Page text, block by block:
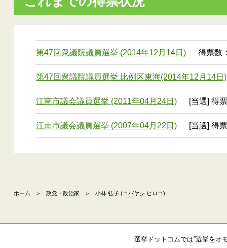
第47回衆議院議員選挙 (2014年12月14日) 得票数
第47回衆議院議員選挙 比例区東海(2014年12月14日)
江南市議会議員選挙 (2011年04月24日) [当選] 得
江南市議会議員選挙 (2007年04月22日) [当選] 得
ホーム ＞ 政党・政治家 ＞ 小林 弘子 (コバヤシ ヒロコ)
選挙ドットコムでは”選挙をオ